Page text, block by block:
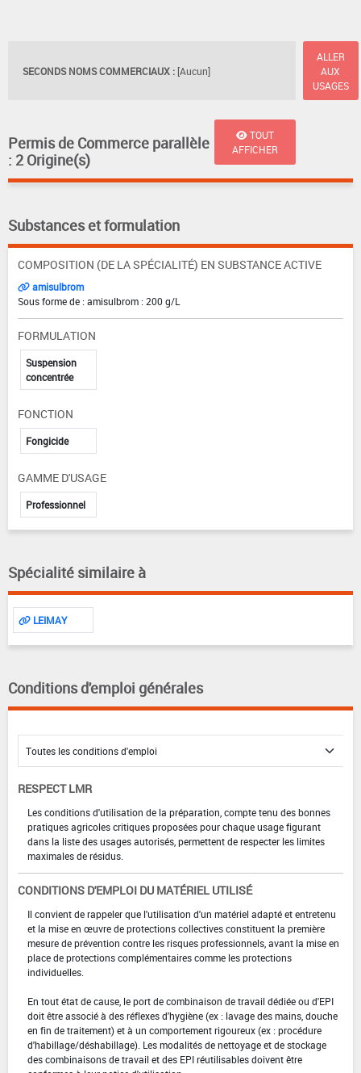
SECONDS NOMS COMMERCIAUX : [Aucun]
ALLER
AUX
USAGES
Permis de Commerce parallèle
: 2 Origine(s)
TOUT
AFFICHER
Substances et formulation
COMPOSITION (DE LA SPÉCIALITÉ) EN SUBSTANCE ACTIVE
amisulbrom
Sous forme de : amisulbrom : 200 g/L
FORMULATION
Suspension
concentrée
FONCTION
Fongicide
GAMME D'USAGE
Professionnel
Spécialité similaire à
LEIMAY
Conditions d'emploi générales
RESPECT LMR
Les conditions d'utilisation de la préparation, compte tenu des bonnes
pratiques agricoles critiques proposées pour chaque usage figurant
dans la liste des usages autorisés, permettent de respecter les limites
maximales de résidus.
CONDITIONS D'EMPLOI DU MATÉRIEL UTILISÉ
Il convient de rappeler que l'utilisation d'un matériel adapté et entretenu
et la mise en œuvre de protections collectives constituent la première
mesure de prévention contre les risques professionnels, avant la mise en
place de protections complémentaires comme les protections
individuelles.
En tout état de cause, le port de combinaison de travail dédiée ou d'EPI
doit être associé à des réflexes d'hygiène (ex : lavage des mains, douche
en fin de traitement) et à un comportement rigoureux (ex : procédure
d'habillage/déshabillage). Les modalités de nettoyage et de stockage
des combinaisons de travail et des EPI réutilisables doivent être